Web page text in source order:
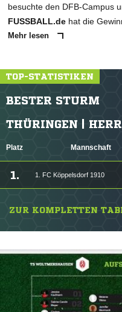
besuchte den DFB-Campus
FUSSBALL.de hat die
Mehr lesen
TOP-STATISTIKEN
BESTER STURM
THÜRINGEN |
Platz Mannschaft
1. 1. FC Köppelsdorf 1910
ZUR KOMPLETTEN